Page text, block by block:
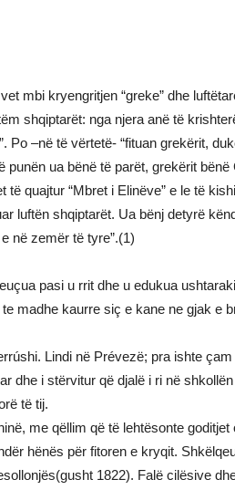
mbi kryengritjen “greke” dhe
shqiptarët: nga njera anë të
Po –në të vërtetë- “fituan grekërit,
ua bënë të parët, grekërit bënë
quajtur “Mbret i Elinëve” e le të
luftën shqiptarët. Ua bënj detyrë
në zemër të tyre”.(1)
pasi u rrit dhe u edukua
madhe kaurre siç e kane ne gjak e
Lindi në Prévezë; pra ishte
dhe i stërvitur që djalë i ri në
të tij.
me qëllim që të lehtësonte
hënës për fitoren e kryqit.
1822). Falë cilësive